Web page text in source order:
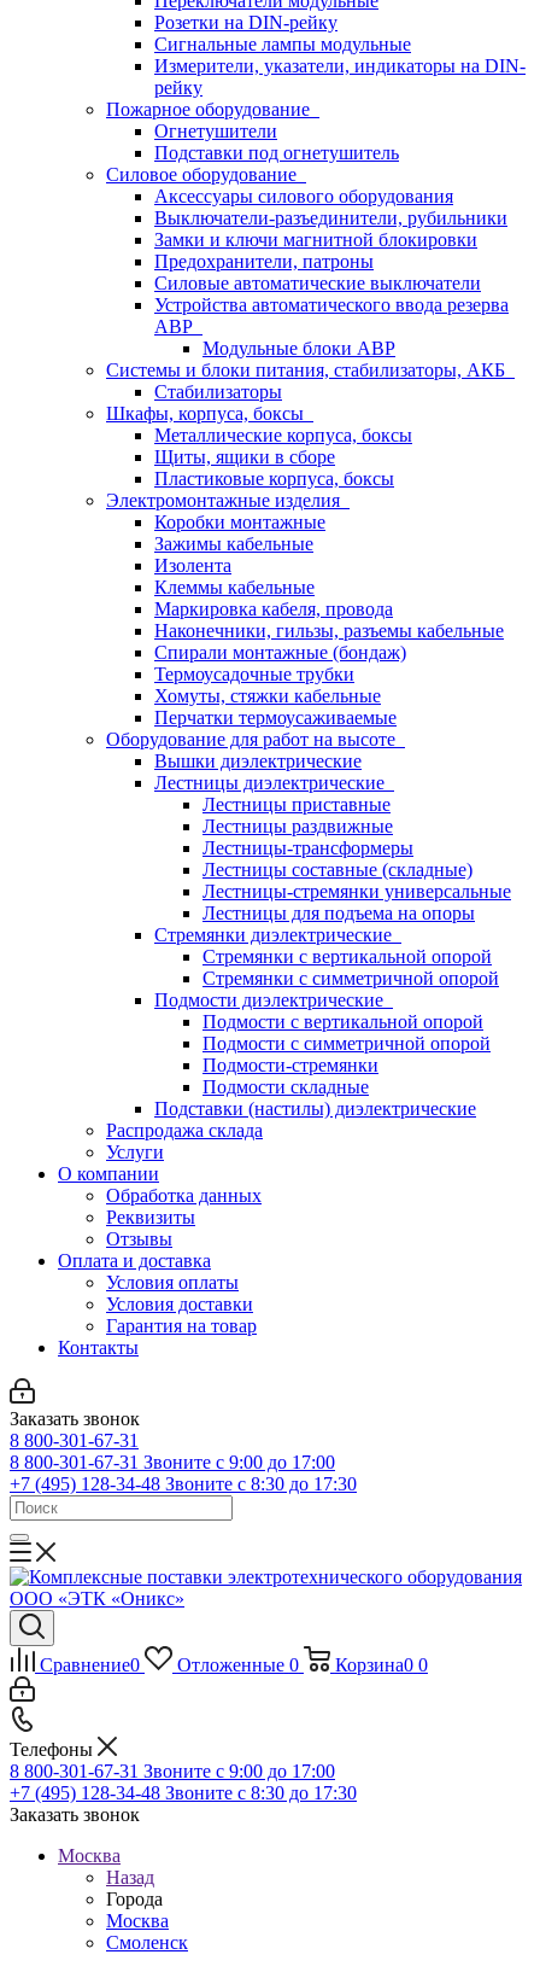
Розетки на DIN-рейку
Сигнальные лампы модульные
Измерители, указатели, индикаторы на DIN-
рейку
Пожарное оборудование
Огнетушители
Подставки под огнетушитель
Силовое оборудование
Аксессуары силового оборудования
Выключатели-разъединители, рубильники
Замки и ключи магнитной блокировки
Предохранители, патроны
Силовые автоматические выключатели
Устройства автоматического ввода резерва
АВР
Модульные блоки АВР
Системы и блоки питания, стабилизаторы, АКБ
Стабилизаторы
Шкафы, корпуса, боксы
Металлические корпуса, боксы
Щиты, ящики в сборе
Пластиковые корпуса, боксы
Электромонтажные изделия
Коробки монтажные
Зажимы кабельные
Изолента
Клеммы кабельные
Маркировка кабеля, провода
Наконечники, гильзы, разъемы кабельные
Спирали монтажные (бондаж)
Термоусадочные трубки
Хомуты, стяжки кабельные
Перчатки термоусаживаемые
Оборудование для работ на высоте
Вышки диэлектрические
Лестницы диэлектрические
Лестницы приставные
Лестницы раздвижные
Лестницы-трансформеры
Лестницы составные (складные)
Лестницы-стремянки универсальные
Лестницы для подъема на опоры
Стремянки диэлектрические
Стремянки с вертикальной опорой
Стремянки с симметричной опорой
Подмости диэлектрические
Подмости с вертикальной опорой
Подмости с симметричной опорой
Подмости-стремянки
Подмости складные
Подставки (настилы) диэлектрические
Распродажа склада
Услуги
О компании
Обработка данных
Реквизиты
Отзывы
Оплата и доставка
Условия оплаты
Условия доставки
Гарантия на товар
Контакты
Заказать звонок
8 800-301-67-31
8 800-301-67-31 Звоните с 9:00 до 17:00
+7 (495) 128-34-48 Звоните с 8:30 до 17:30
Сравнение0 Отложенные 0 Корзина0 0
Телефоны
8 800-301-67-31 Звоните с 9:00 до 17:00
+7 (495) 128-34-48 Звоните с 8:30 до 17:30
Заказать звонок
Москва
Назад
Города
Москва
Смоленск